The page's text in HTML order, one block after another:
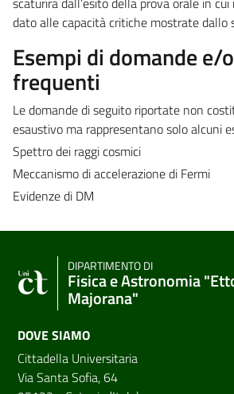
dato alle capacità critiche mostrate dallo
Esempi di domande e/
frequenti
Le domande di seguito riportate non
esaustivo ma rappresentano solo alcuni
Spettro dei raggi cosmici
Meccanismo di accelerazione di Fermi
Evidenze di DM
DIPARTIMENTO DI
Fisica e Astronomia
Majorana"
DOVE SIAMO
Cittadella Universitaria
Via Santa Sofia, 64